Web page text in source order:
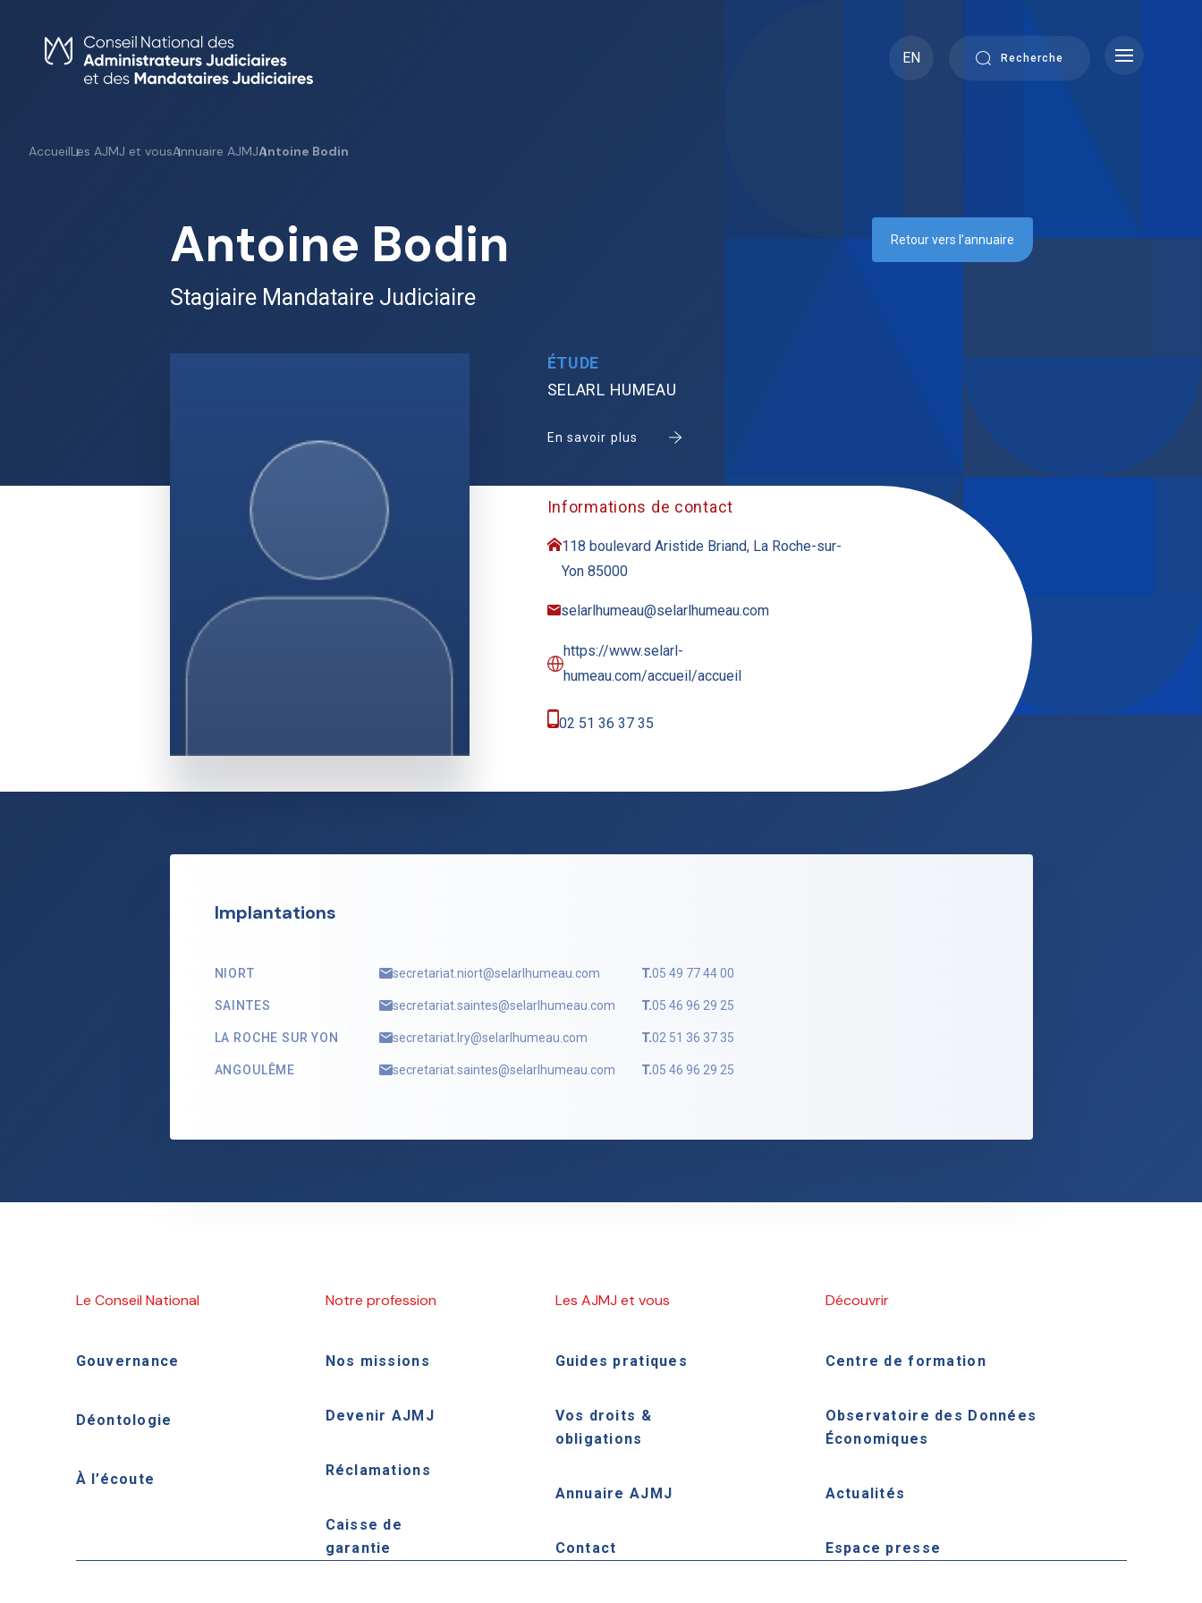
content
EN
Recherche
AccueilLes AJMJ et vousAnnuaire AJMJAntoine Bodin
Antoine Bodin
Stagiaire Mandataire Judiciaire
Retour vers l’annuaire
ÉTUDE
SELARL HUMEAU
En savoir plus
Informations de contact
118 boulevard Aristide Briand, La Roche-sur-
Yon 85000
selarlhumeau@selarlhumeau.com
https://www.selarl-
humeau.com/accueil/accueil
02 51 36 37 35
Implantations
NIORT secretariat.niort@selarlhumeau.com T.05 49 77 44 00
SAINTES secretariat.saintes@selarlhumeau.com T.05 46 96 29 25
LA ROCHE SUR YON secretariat.lry@selarlhumeau.com T.02 51 36 37 35
ANGOULÊME secretariat.saintes@selarlhumeau.com T.05 46 96 29 25
Le Conseil National
Gouvernance
Déontologie
À l’écoute
Notre profession
Nos missions
Devenir AJMJ
Réclamations
Caisse de
garantie
Les AJMJ et vous
Guides pratiques
Vos droits &
obligations
Annuaire AJMJ
Contact
Découvrir
Centre de formation
Observatoire des Données
Économiques
Actualités
Espace presse